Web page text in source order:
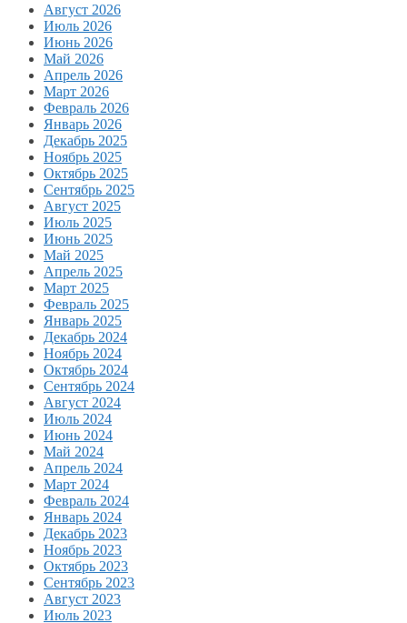
Август 2026
Июль 2026
Июнь 2026
Май 2026
Апрель 2026
Март 2026
Февраль 2026
Январь 2026
Декабрь 2025
Ноябрь 2025
Октябрь 2025
Сентябрь 2025
Август 2025
Июль 2025
Июнь 2025
Май 2025
Апрель 2025
Март 2025
Февраль 2025
Январь 2025
Декабрь 2024
Ноябрь 2024
Октябрь 2024
Сентябрь 2024
Август 2024
Июль 2024
Июнь 2024
Май 2024
Апрель 2024
Март 2024
Февраль 2024
Январь 2024
Декабрь 2023
Ноябрь 2023
Октябрь 2023
Сентябрь 2023
Август 2023
Июль 2023